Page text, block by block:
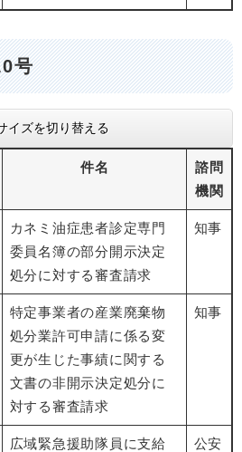
号
イズを切り替える
件名
諮問
機関
カネミ油症患者診定専門
委員名簿の部分開示決定
処分に対する審査請求
知事
特定事業者の産業廃棄物
処分業許可申請に係る変
更が生じた事績に関する
文書の非開示決定処分に
対する審査請求
知事
広域緊急援助隊員に支給
公安